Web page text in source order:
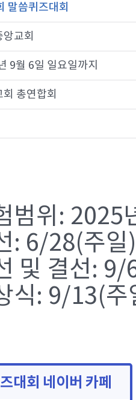
말씀퀴즈대회
교회
9월 6일 일요일까지
회 총연합회
범위: 2025
: 6/28(주일
및 결선: 9/
식: 9/13(주
대회 네이버 카페